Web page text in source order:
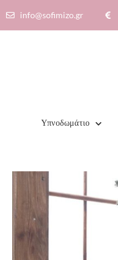
info@sofimizo.gr
Υπνοδωμάτιο